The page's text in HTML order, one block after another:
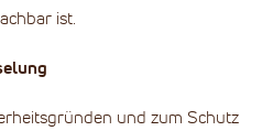
ist.
und zum Schutz